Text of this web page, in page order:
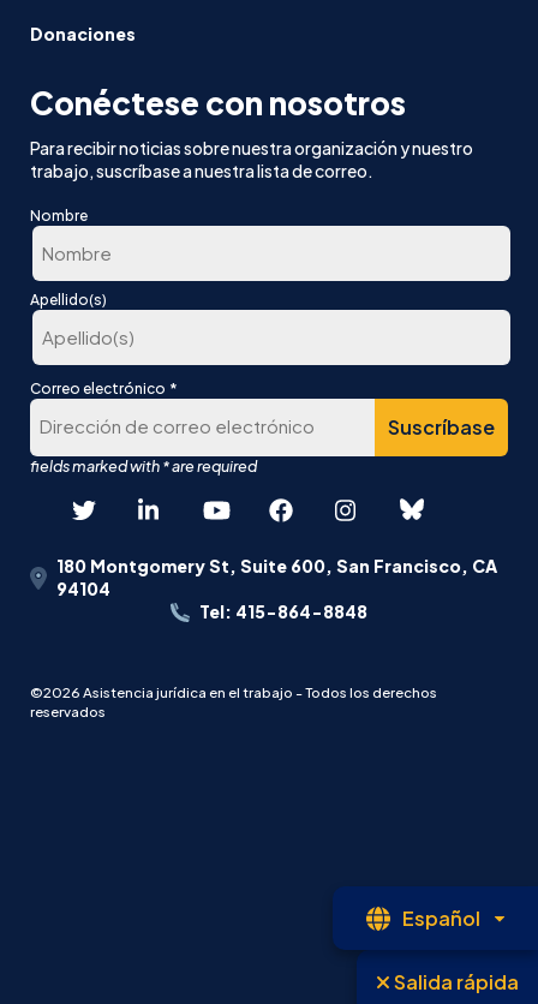
Donaciones
Conéctese con nosotros
Para recibir noticias sobre nuestra organización y nuestro
trabajo, suscríbase a nuestra lista de correo.
Nombre
En
lugar
Apellido(s)
Última
Correo electrónico *
180 Montgomery St, Suite 600, San Francisco, CA
94104
Tel: 415-864-8848
©2026 Asistencia jurídica en el trabajo - Todos los derechos
reservados
Español
Salida rápida